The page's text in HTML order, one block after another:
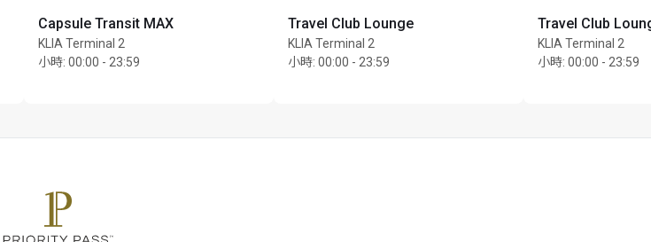
Capsule Transit MAX
KLIA Terminal 2
小時: 00:00 - 23:59
Travel Club Lounge
KLIA Terminal 2
小時: 00:00 - 23:59
Travel Club
KLIA Terminal 2
小時: 00:00 - 23:59